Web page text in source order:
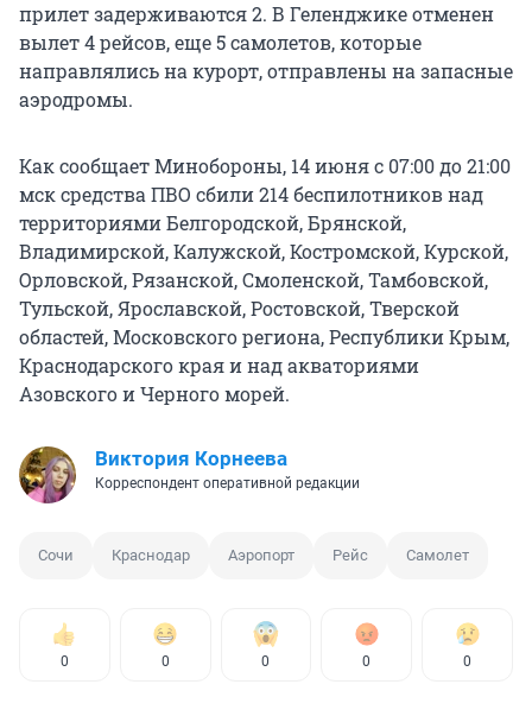
прилет задерживаются 2. В Геленджике отменен
вылет 4 рейсов, еще 5 самолетов, которые
направлялись на курорт, отправлены на запасные
аэродромы.
Как сообщает Минобороны, 14 июня с 07:00 до 21:00
мск средства ПВО сбили 214 беспилотников над
территориями Белгородской, Брянской,
Владимирской, Калужской, Костромской, Курской,
Орловской, Рязанской, Смоленской, Тамбовской,
Тульской, Ярославской, Ростовской, Тверской
областей, Московского региона, Республики Крым,
Краснодарского края и над акваториями
Азовского и Черного морей.
Виктория Корнеева
Корреспондент оперативной редакции
Сочи Краснодар Аэропорт Рейс Самолет
0 0 0 0 0